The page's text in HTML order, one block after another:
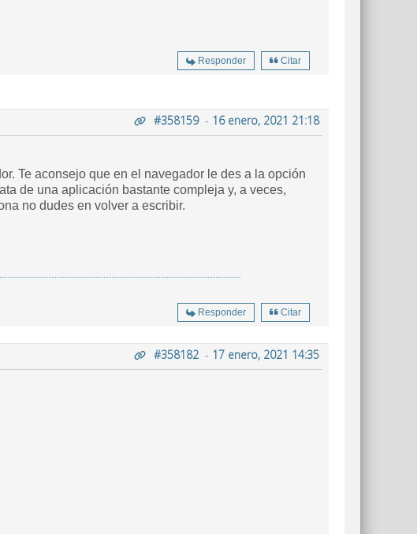
Responder Citar
#358159- 16 enero, 2021 21:18
Te aconsejo que en el navegador le des a la opción
de una aplicación bastante compleja y, a veces,
no dudes en volver a escribir.
Responder Citar
#358182 - 17 enero, 2021 14:35